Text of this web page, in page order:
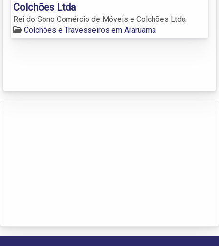
Colchões Ltda
Rei do Sono Comércio de Móveis e Colchões Ltda
Colchões e Travesseiros em Araruama